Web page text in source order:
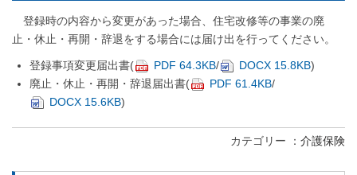
登録時の内容から変更があった場合、住宅改修等の事業の廃
止・休止・再開・辞退をする場合には届け出を行ってください。
登録事項変更届出書( PDF 64.3KB/ DOCX 15.8KB)
廃止・休止・再開・辞退届出書(
PDF 61.4KB/
DOCX 15.6KB)
カテゴリー 介護保険